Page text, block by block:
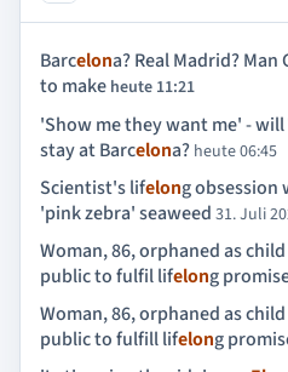
Barcelona? Real Madrid?
to make heute 11:21
'Show me they want me' -
stay at Barcelona? heute 06:45
Scientist's lifelong
'pink zebra' seaweed 31. Juli
Woman, 86, orphaned as
public to fulfil lifelong
Woman, 86, orphaned as
public to fulfill lifelong